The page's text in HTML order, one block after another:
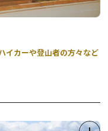
イカーや登山者の方々など